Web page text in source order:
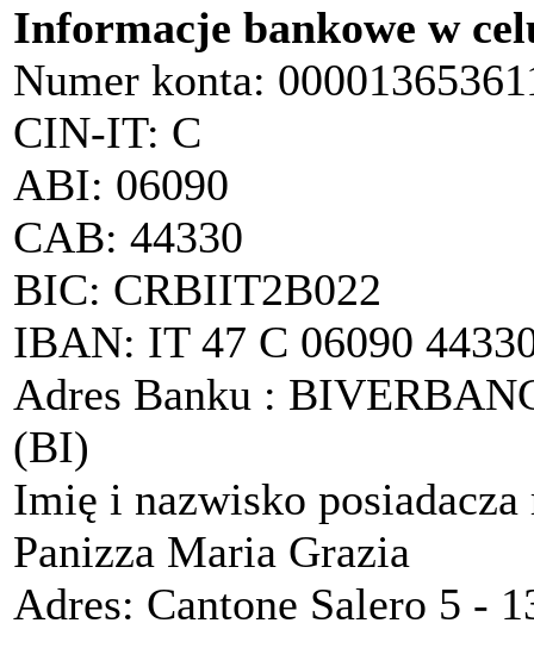
Informacje bankowe w
Numer konta:
CIN-IT: C
ABI: 06090
CAB: 44330
BIC: CRBIIT2B022
IBAN: IT 47 C 06090
Adres Banku :
(BI)
Imię i nazwisko
Panizza Maria Grazia
Adres: Cantone Salero 5 -